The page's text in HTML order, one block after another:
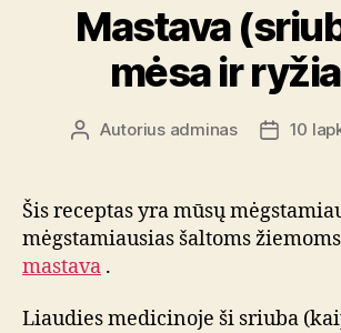
Mastava
mėsa ir
ĮrašoAutorius adminas
Įrašo
10
Šis receptas yra mūsų
mėgstamiausias šaltoms
mastava .
Liaudies medicinoje ši sriuba